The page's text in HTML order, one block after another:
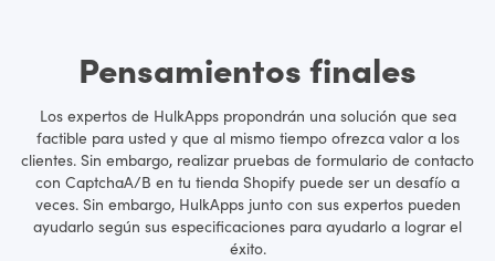
Pensamientos finales
Los expertos de HulkApps propondrán una solución que sea
factible para usted y que al mismo tiempo ofrezca valor a los
clientes. Sin embargo, realizar pruebas de formulario de contacto
con CaptchaA/B en tu tienda Shopify puede ser un desafío a
veces. Sin embargo, HulkApps junto con sus expertos pueden
ayudarlo según sus especificaciones para ayudarlo a lograr el
éxito.